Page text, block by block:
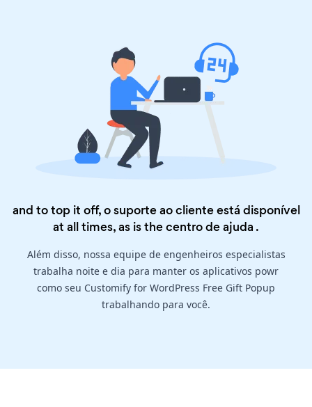
and to top it off, o suporte ao cliente está disponível
at all times, as is thecentro de ajuda .
Além disso, nossa equipe de engenheiros especialistas
trabalha noite e dia para manter os aplicativos powr
como seu Customify for WordPress Free Gift Popup
trabalhando para você.